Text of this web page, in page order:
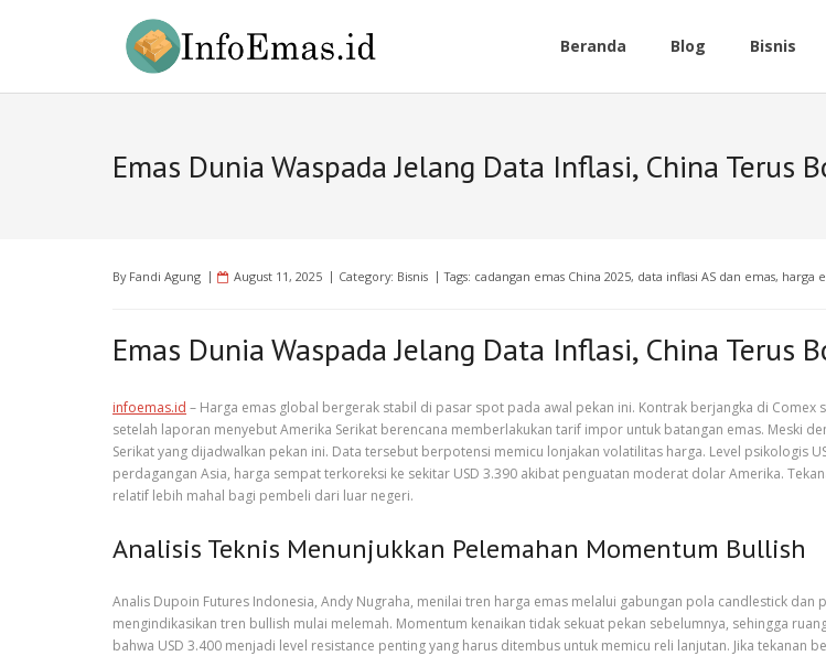
Beranda Blog Bisnis
Emas Dunia Waspada Jelang Data Inflasi, China Terus
By Fandi Agung August 11, 2025 Category: Bisnis Tags: cadangan emas China 2025, data inflasi AS dan emas, harga
Emas Dunia Waspada Jelang Data Inflasi, China Terus
infoemas.id – Harga emas global bergerak stabil di pasar spot pada awal pekan ini. Kontrak berjangka di
setelah laporan menyebut Amerika Serikat berencana memberlakukan tarif impor untuk batangan emas. Meski
Serikat yang dijadwalkan pekan ini. Data tersebut berpotensi memicu lonjakan volatilitas harga. Level psikologis
perdagangan Asia, harga sempat terkoreksi ke sekitar USD 3.390 akibat penguatan moderat dolar Amerika.
relatif lebih mahal bagi pembeli dari luar negeri.
Analisis Teknis Menunjukkan Pelemahan Momentum Bullish
Analis Dupoin Futures Indonesia, Andy Nugraha, menilai tren harga emas melalui gabungan pola candlestick
mengindikasikan tren bullish mulai melemah. Momentum kenaikan tidak sekuat pekan sebelumnya, sehingga
bahwa USD 3.400 menjadi level resistance penting yang harus ditembus untuk memicu reli lanjutan. Jika